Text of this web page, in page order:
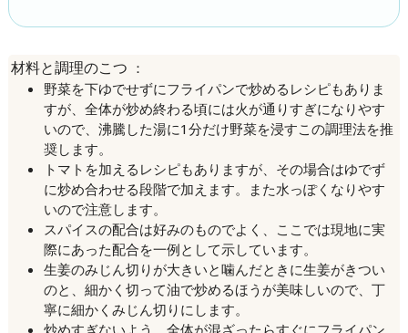
材料と調理のこつ
：
野菜を下ゆでせずにフライパンで炒めるレシピもありま
すが、全体が炒め終わる頃には火が通りすぎになりやす
いので、沸騰した湯に1分だけ野菜を浸すこの調理法を推
奨します。
トマトを加えるレシピもありますが、その場合はゆでず
に炒め合わせる段階で加えます。また水っぽくなりやす
いので注意します。
スパイスの配合は好みのものでよく、ここでは現地に実
際にあった配合を一例として示しています。
生姜のみじん切りが大きいと噛んだときに生姜がきつい
のと、細かく切って油で炒めるほうが美味しいので、丁
寧に細かくみじん切りにします。
炒めすぎないよう、全体が混ざったらすぐにフライパン